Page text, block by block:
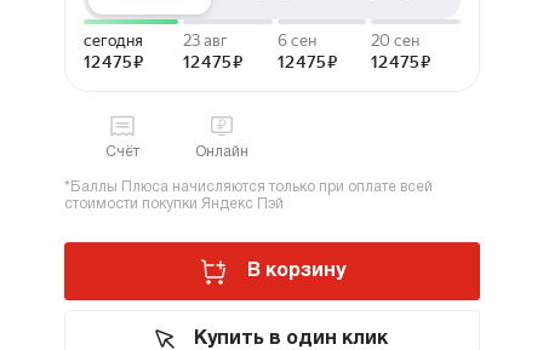
Счёт Онлайн
*Баллы Плюса начисляются только при оплате всей
стоимости покупки Яндекс Пэй
В корзину
Купить в один клик